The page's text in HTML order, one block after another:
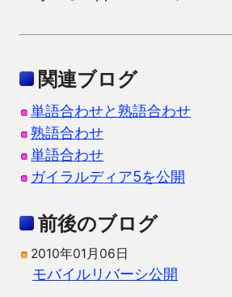
関連ブログ
単語合わせと熟語合わせ
熟語合わせ
単語合わせ
ガイラルディア5を公開
前後のブログ
2010年01月06日
モバイルリバーシ公開